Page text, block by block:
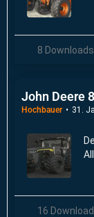
8 Downloads
John Deere
Hochbauer 31.
16